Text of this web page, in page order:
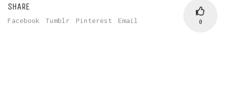
0
SHARE
Facebook Tumblr Pinterest Email